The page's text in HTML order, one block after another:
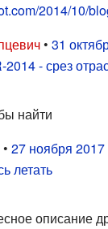
2014/10/
• 31
2014 - срез
найти
• 27 ноября 2017
летать
описание